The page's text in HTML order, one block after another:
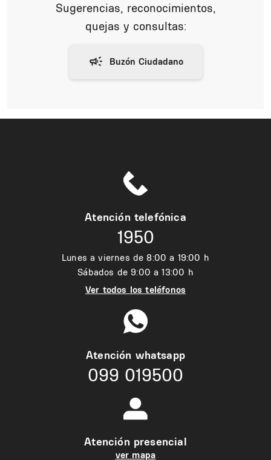
Sugerencias, reconocimientos,
quejas y consultas:
Atención telefónica
1950
Lunes a viernes de 8:00 a 19:00 h
Sábados de 9:00 a 13:00 h
Ver todos los teléfonos
Atención whatsapp
099 019500
Atención presencial
ver mapa